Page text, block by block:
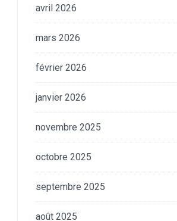
avril 2026
mars 2026
février 2026
janvier 2026
novembre 2025
octobre 2025
septembre 2025
août 2025